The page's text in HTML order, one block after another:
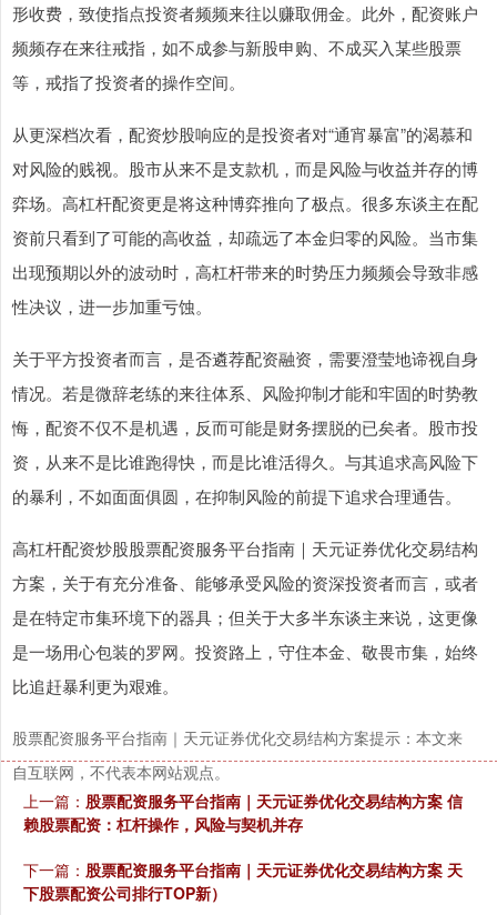
形收费，致使指点投资者频频来往以赚取佣金。此外，配资账户
频频存在来往戒指，如不成参与新股申购、不成买入某些股票
等，戒指了投资者的操作空间。
从更深档次看，配资炒股响应的是投资者对“通宵暴富”的渴慕和
对风险的贱视。股市从来不是支款机，而是风险与收益并存的博
弈场。高杠杆配资更是将这种博弈推向了极点。很多东谈主在配
资前只看到了可能的高收益，却疏远了本金归零的风险。当市集
出现预期以外的波动时，高杠杆带来的时势压力频频会导致非感
性决议，进一步加重亏蚀。
关于平方投资者而言，是否遴荐配资融资，需要澄莹地谛视自身
情况。若是微辞老练的来往体系、风险抑制才能和牢固的时势教
悔，配资不仅不是机遇，反而可能是财务摆脱的已矣者。股市投
资，从来不是比谁跑得快，而是比谁活得久。与其追求高风险下
的暴利，不如面面俱圆，在抑制风险的前提下追求合理通告。
高杠杆配资炒股股票配资服务平台指南｜天元证券优化交易结构
方案，关于有充分准备、能够承受风险的资深投资者而言，或者
是在特定市集环境下的器具；但关于大多半东谈主来说，这更像
是一场用心包装的罗网。投资路上，守住本金、敬畏市集，始终
比追赶暴利更为艰难。
股票配资服务平台指南｜天元证券优化交易结构方案提示：本文来
自互联网，不代表本网站观点。
上一篇： 股票配资服务平台指南｜天元证券优化交易结构方案 信
赖股票配资：杠杆操作，风险与契机并存
下一篇： 股票配资服务平台指南｜天元证券优化交易结构方案 天
下股票配资公司排行TOP新）